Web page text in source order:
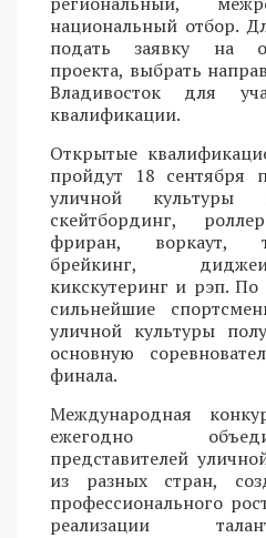
национальный отбор.
подать заявку на
проекта, выбрать
Владивосток для
квалификации.
Открытые
пройдут 18 сентября
уличной
скейтбординг,
фриран, воркаут,
брейкинг,
кикскутеринг и рэп.
сильнейшие
уличной культуры
основную
финала.
Международная
ежегодно
представителей
из разных стран,
профессионального
реализации